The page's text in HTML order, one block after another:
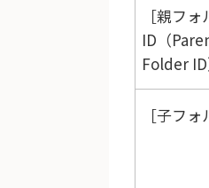
親フォ
ID（
Folder
子フォ